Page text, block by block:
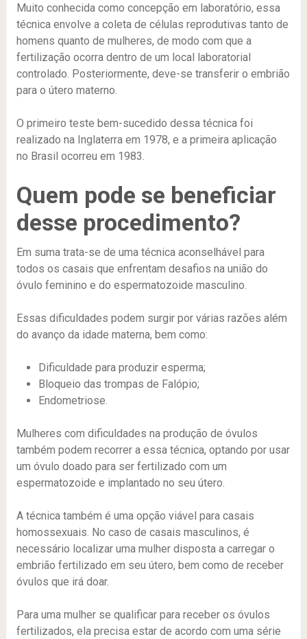
Muito conhecida como concepção em laboratório, essa
técnica envolve a coleta de células reprodutivas tanto de
homens quanto de mulheres, de modo com que a
fertilização ocorra dentro de um local laboratorial
controlado. Posteriormente, deve-se transferir o embrião
para o útero materno.
O primeiro teste bem-sucedido dessa técnica foi
realizado na Inglaterra em 1978, e a primeira aplicação
no Brasil ocorreu em 1983.
Quem pode se beneficiar
desse procedimento?
Em suma trata-se de uma técnica aconselhável para
todos os casais que enfrentam desafios na união do
óvulo feminino e do espermatozoide masculino.
Essas dificuldades podem surgir por várias razões além
do avanço da idade materna, bem como:
Dificuldade para produzir esperma;
Bloqueio das trompas de Falópio;
Endometriose.
Mulheres com dificuldades na produção de óvulos
também podem recorrer a essa técnica, optando por usar
um óvulo doado para ser fertilizado com um
espermatozoide e implantado no seu útero.
A técnica também é uma opção viável para casais
homossexuais. No caso de casais masculinos, é
necessário localizar uma mulher disposta a carregar o
embrião fertilizado em seu útero, bem como de receber
óvulos que irá doar.
Para uma mulher se qualificar para receber os óvulos
fertilizados, ela precisa estar de acordo com uma série